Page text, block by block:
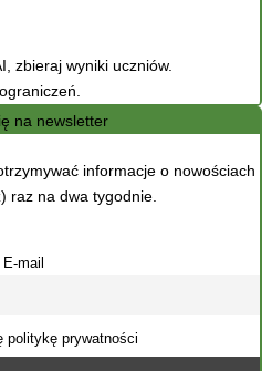
zbieraj wyniki uczniów.
na newsletter
informacje o nowościach
raz na dwa tygodnie.
E-mail
politykę prywatności